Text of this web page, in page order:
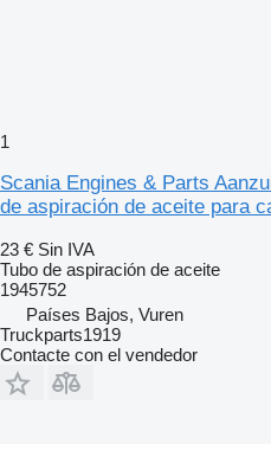
1
Scania Engines & Parts
de aspiración de aceite para
23 € Sin IVA
Tubo de aspiración de aceite
1945752
Países Bajos, Vuren
Truckparts1919
Contacte con el vendedor